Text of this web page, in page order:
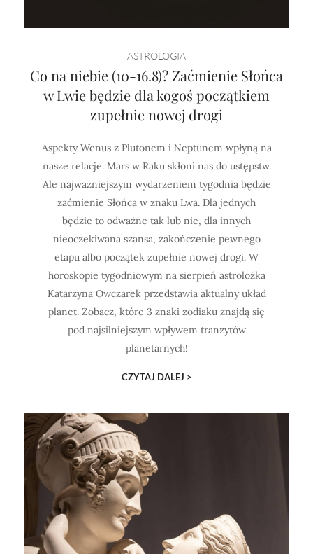
ASTROLOGIA
Co na niebie (10-16.8)? Zaćmienie Słońca
w Lwie będzie dla kogoś początkiem
zupełnie nowej drogi
Aspekty Wenus z Plutonem i Neptunem wpłyną na
nasze relacje. Mars w Raku skłoni nas do ustępstw.
Ale najważniejszym wydarzeniem tygodnia będzie
zaćmienie Słońca w znaku Lwa. Dla jednych
będzie to odważne tak lub nie, dla innych
nieoczekiwana szansa, zakończenie pewnego
etapu albo początek zupełnie nowej drogi. W
horoskopie tygodniowym na sierpień astrolożka
Katarzyna Owczarek przedstawia aktualny układ
planet. Zobacz, które 3 znaki zodiaku znajdą się
pod najsilniejszym wpływem tranzytów
planetarnych!
CZYTAJ DALEJ >